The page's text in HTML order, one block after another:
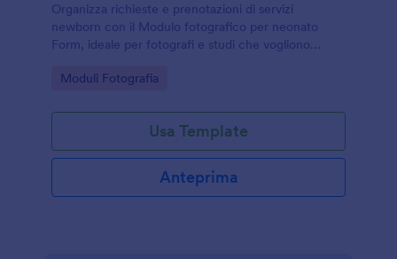
Organizza richieste e prenotazioni di servizi
newborn con il Modulo fotografico per neonato
Form, ideale per fotografi e studi che vogliono
Jotform.
Go to Category:
Moduli Fotografia
Usa Template
Anteprima